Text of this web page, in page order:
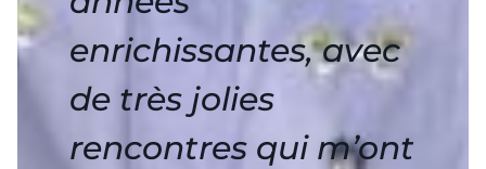
enrichissantes, avec
de très jolies
rencontres qui m’ont